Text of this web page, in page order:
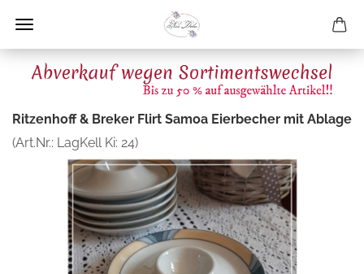
Ritzenhoff & Breker Flirt Samoa Eierbecher mit Ablage
(Art.Nr.: LagKell Ki: 24)